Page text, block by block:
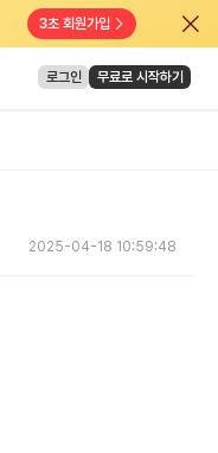
3초 회원가입
로그인 무료로 시작하기
2025-04-18 10:59:48